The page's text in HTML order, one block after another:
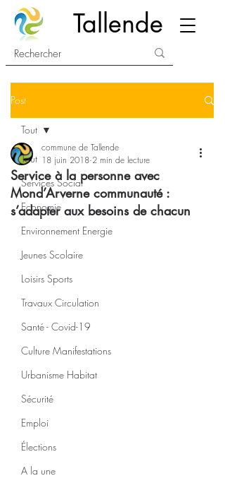
Tallende
Post
Tout
Services Social
Economie
Environnement Energie
Jeunes Scolaire
Loisirs Sports
Travaux Circulation
Santé - Covid-19
Culture Manifestations
Urbanisme Habitat
Sécurité
Emploi
Élections
A la une
Tout
Service à la personne avec
Mond’Arverne communauté :
s’adapter aux besoins de chacun
commune de Tallende
18 juin 2018 2 min de lecture